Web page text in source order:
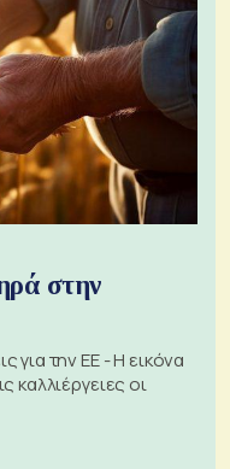
στην
για την ΕΕ - Η εικόνα
καλλιέργειες οι